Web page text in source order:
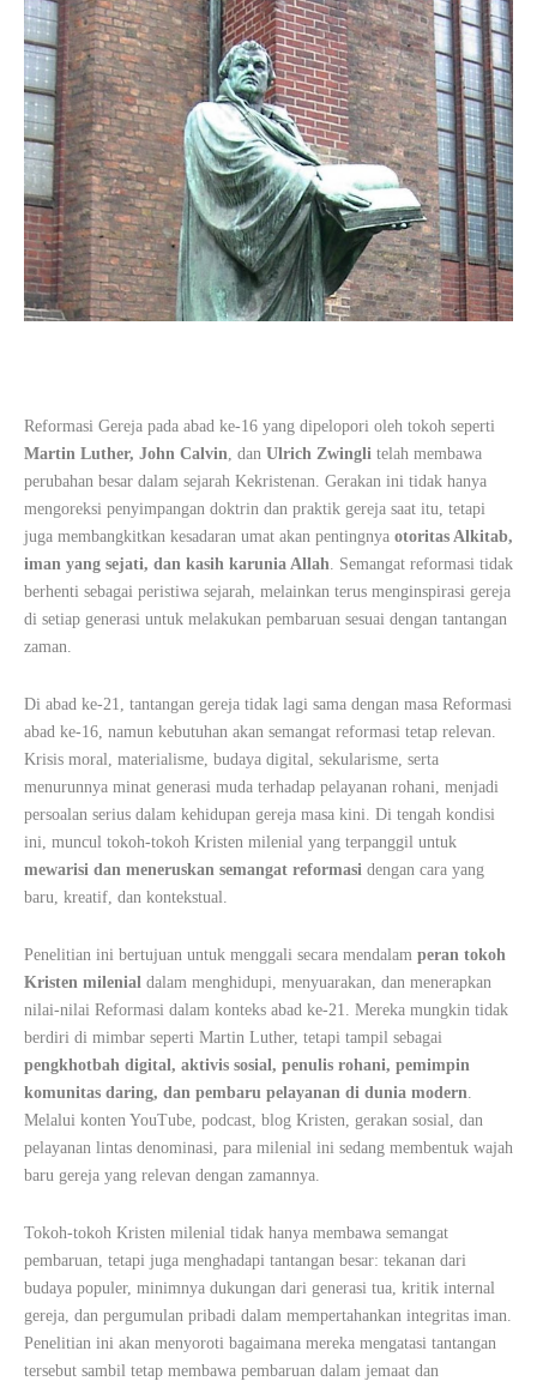
Reformasi Gereja pada abad ke-16 yang dipelopori oleh tokoh seperti
Martin Luther, John Calvin , dan Ulrich Zwingli telah membawa
perubahan besar dalam sejarah Kekristenan. Gerakan ini tidak hanya
mengoreksi penyimpangan doktrin dan praktik gereja saat itu, tetapi
juga membangkitkan kesadaran umat akan pentingnya otoritas Alkitab,
iman yang sejati, dan kasih karunia Allah . Semangat reformasi tidak
berhenti sebagai peristiwa sejarah, melainkan terus menginspirasi gereja
di setiap generasi untuk melakukan pembaruan sesuai dengan tantangan
zaman.
Di abad ke-21, tantangan gereja tidak lagi sama dengan masa Reformasi
abad ke-16, namun kebutuhan akan semangat reformasi tetap relevan.
Krisis moral, materialisme, budaya digital, sekularisme, serta
menurunnya minat generasi muda terhadap pelayanan rohani, menjadi
persoalan serius dalam kehidupan gereja masa kini. Di tengah kondisi
ini, muncul tokoh-tokoh Kristen milenial yang terpanggil untuk
mewarisi dan meneruskan semangat reformasi dengan cara yang
baru, kreatif, dan kontekstual.
Penelitian ini bertujuan untuk menggali secara mendalam peran tokoh
Kristen milenial dalam menghidupi, menyuarakan, dan menerapkan
nilai-nilai Reformasi dalam konteks abad ke-21. Mereka mungkin tidak
berdiri di mimbar seperti Martin Luther, tetapi tampil sebagai
pengkhotbah digital, aktivis sosial, penulis rohani, pemimpin
komunitas daring, dan pembaru pelayanan di dunia modern
Melalui konten YouTube, podcast, blog Kristen, gerakan sosial, dan
pelayanan lintas denominasi, para milenial ini sedang membentuk wajah
baru gereja yang relevan dengan zamannya.
Tokoh-tokoh Kristen milenial tidak hanya membawa semangat
pembaruan, tetapi juga menghadapi tantangan besar: tekanan dari
budaya populer, minimnya dukungan dari generasi tua, kritik internal
gereja, dan pergumulan pribadi dalam mempertahankan integritas iman.
Penelitian ini akan menyoroti bagaimana mereka mengatasi tantangan
tersebut sambil tetap membawa pembaruan dalam jemaat dan